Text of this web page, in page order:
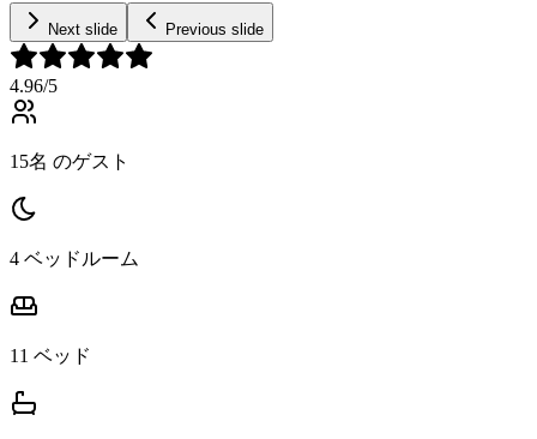
Next slide Previous slide
4.96/5
15名 のゲスト
4 ベッドルーム
11 ベッド